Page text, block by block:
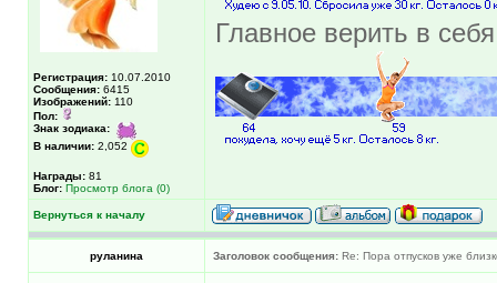
Регистрация: 10.07.2010
Сообщения: 6415
Изображений: 110
Пол:
Знак зодиака:
В наличии: 2,052
Награды: 81
Блог: Просмотр блога (0)
Главное верить в
Вернуться к началу
руланина Заголовок сообщения: Re: Пора отпусков уже